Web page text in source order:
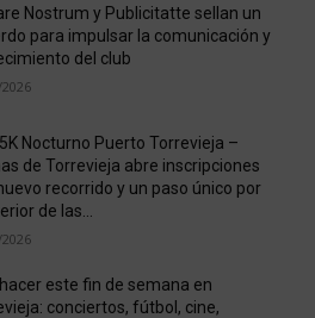
Nostrum y Publicitatte sellan un
para impulsar la comunicación y
del club
5K Nocturno Puerto Torrevieja –
de Torrevieja abre inscripciones
recorrido y un paso único por
de las...
este fin de semana en
conciertos, fútbol, cine,